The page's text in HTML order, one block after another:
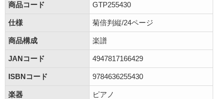
商品コード
GTP255430
仕様 菊倍判縦/24ページ
商品構成 楽譜
JANコード 4947817166429
ISBNコード 9784636255430
楽器 ピアノ